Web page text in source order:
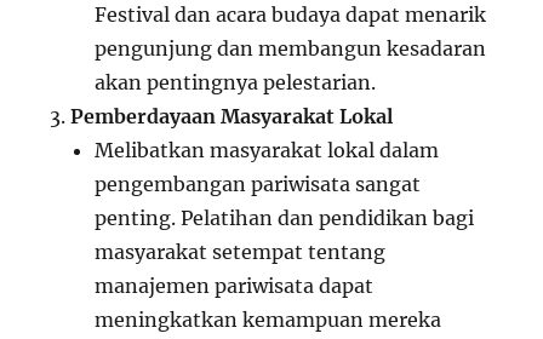
Festival dan acara budaya dapat menarik
pengunjung dan membangun kesadaran
akan pentingnya pelestarian.
Pemberdayaan Masyarakat Lokal
Melibatkan masyarakat lokal dalam
pengembangan pariwisata sangat
penting. Pelatihan dan pendidikan bagi
masyarakat setempat tentang
manajemen pariwisata dapat
meningkatkan kemampuan mereka